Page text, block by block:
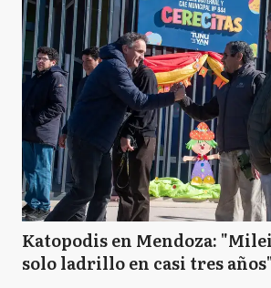
Katopodis en Mendoza:
solo ladrillo en casi tres